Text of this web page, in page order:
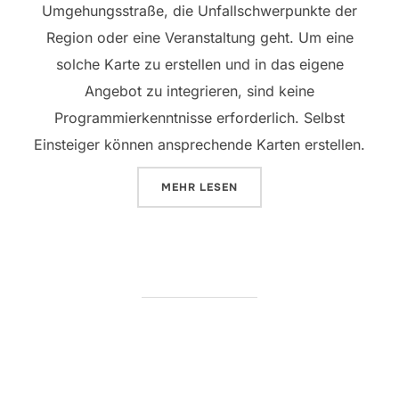
Umgehungsstraße, die Unfallschwerpunkte der
Region oder eine Veranstaltung geht. Um eine
solche Karte zu erstellen und in das eigene
Angebot zu integrieren, sind keine
Programmierkenntnisse erforderlich. Selbst
Einsteiger können ansprechende Karten erstellen.
MEHR ÜBER „ALLES AUF EINE KARTE
LESEN